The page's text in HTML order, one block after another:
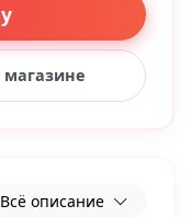
Всё описание